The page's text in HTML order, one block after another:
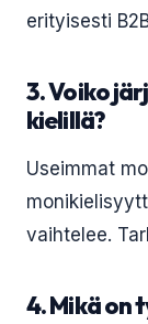
erityisesti
3. Voiko
kielillä?
Useimmat
vaihtelee.
4. Mikä on